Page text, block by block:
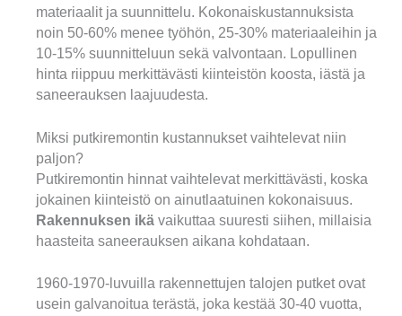
materiaalit ja suunnittelu. Kokonaiskustannuksista
noin 50-60% menee työhön, 25-30% materiaaleihin ja
10-15% suunnitteluun sekä valvontaan. Lopullinen
hinta riippuu merkittävästi kiinteistön koosta, iästä ja
saneerauksen laajuudesta.
Miksi putkiremontin kustannukset vaihtelevat niin
paljon?
Putkiremontin hinnat vaihtelevat merkittävästi, koska
jokainen kiinteistö on ainutlaatuinen kokonaisuus.
Rakennuksen ikä vaikuttaa suuresti siihen, millaisia
haasteita saneerauksen aikana kohdataan.
1960-1970-luvuilla rakennettujen talojen putket ovat
usein galvanoitua terästä, joka kestää 30-40 vuotta,